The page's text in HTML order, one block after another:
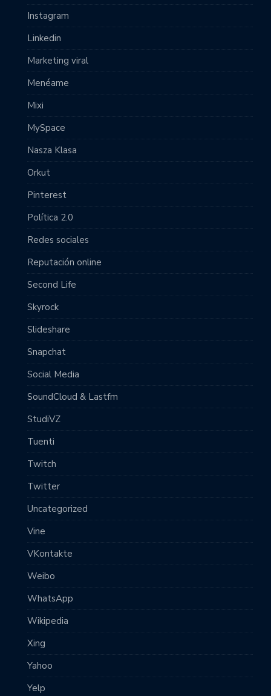
Instagram
Linkedin
Marketing viral
Menéame
Mixi
MySpace
Nasza Klasa
Orkut
Pinterest
Política 2.0
Redes sociales
Reputación online
Second Life
Skyrock
Slideshare
Snapchat
Social Media
SoundCloud & Lastfm
StudiVZ
Tuenti
Twitch
Twitter
Uncategorized
Vine
VKontakte
Weibo
WhatsApp
Wikipedia
Xing
Yahoo
Yelp